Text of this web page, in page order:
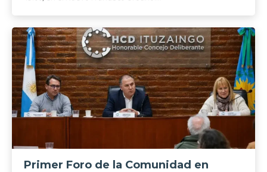
Primer Foro de la Comunidad en